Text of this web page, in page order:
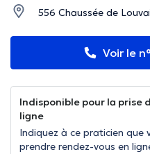
556 Chaussée de
Voir le
Indisponible pour la prise
ligne
Indiquez à ce praticien que
prendre rendez-vous en